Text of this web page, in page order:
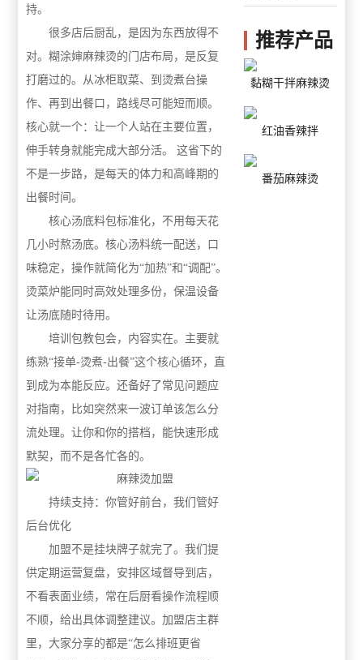
持。
很多店后厨乱，是因为东西放得不
对。糊涂婶麻辣烫的门店布局，是反复
打磨过的。从冰柜取菜、到烫煮台操
作、再到出餐口，路线尽可能短而顺。
核心就一个：让一个人站在主要位置，
伸手转身就能完成大部分活。
这省下的
不是一步路，是每天的体力和高峰期的
出餐时间。
核心汤底料包标准化， 不用每天花
几小时熬汤底。核心汤料统一配送，口
味稳定，操作就简化为“加热”和“调配”。
烫菜炉能同时高效处理多份，保温设备
让汤底随时待用。
培训包教包会，内容实在。主要就
练熟“接单-烫煮-出餐”这个核心循环，直
到成为本能反应。还备好了常见问题应
对指南，比如突然来一波订单该怎么分
流处理。让你和你的搭档，能快速形成
默契，而不是各忙各的。
持续支持：你管好前台，我们管好
后台优化
加盟不是挂块牌子就完了。我们提
供定期运营复盘，安排 区域督导到店，
不看表面业绩，常在后厨看操作流程顺
不顺，给出具体调整建议。加盟店主群
里，大家分享的都是“怎么排班更省
推荐产品
黏糊干拌麻辣烫
红油香辣拌
番茄麻辣烫